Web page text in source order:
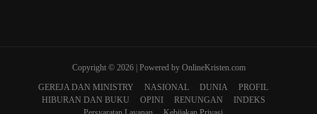
Copyright © 2026 | Powered by OnlineKristen.com
GEREJA DAN MINISTRY
NASIONAL DUNIA
PROFIL
HIBURAN DAN BUKU
OPINI RENUNGAN
INDEKS